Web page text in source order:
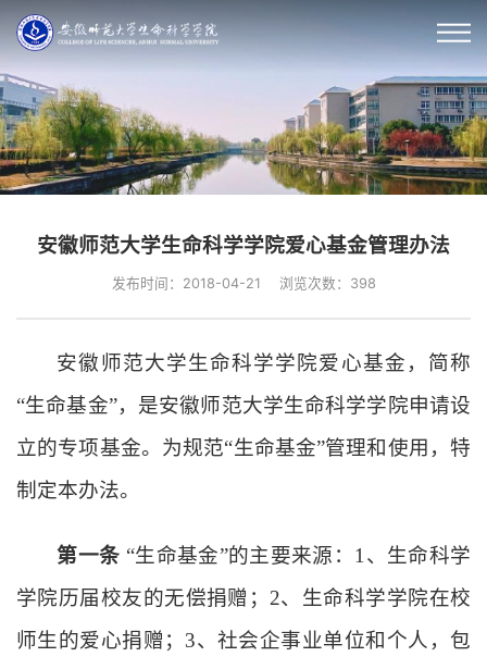
安徽师范大学生命科学学院爱心基金管理办法
发布时间：2018-04-21 浏览次数： 398
安徽师范大学生命科学学院爱心基金，简称
“生命基金”，是安徽师范大学生命科学学院申请设
立的专项基金。为规范“生命基金”管理和使用，特
制定本办法。
第一条 “生命基金”的主要来源：1、生命科学
学院历届校友的无偿捐赠；2、生命科学学院在校
师生的爱心捐赠；3、社会企事业单位和个人，包